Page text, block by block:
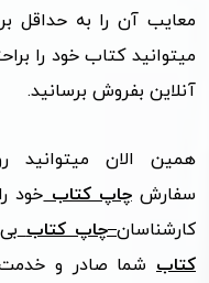
میتوانید کتاب خود را
آنلاین بفروش برسانید.
همین الان
سفارشچاپ کتاب
کارشناسان چاپ کتاب
کتاب شما صادر و خدمت